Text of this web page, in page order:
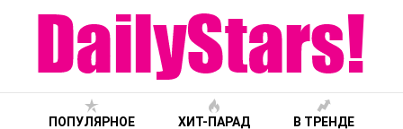
ПОПУЛЯРНОЕ ХИТ-ПАРАД В ТРЕНДЕ